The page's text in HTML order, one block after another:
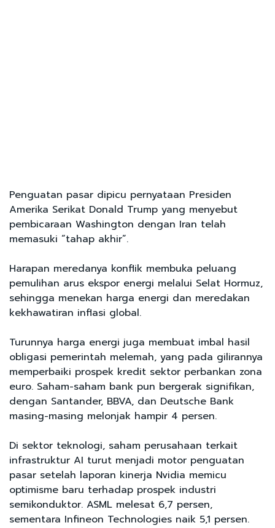
Penguatan pasar dipicu pernyataan Presiden
Amerika Serikat Donald Trump yang menyebut
pembicaraan Washington dengan Iran telah
memasuki “tahap akhir”.
Harapan meredanya konflik membuka peluang
pemulihan arus ekspor energi melalui Selat Hormuz,
sehingga menekan harga energi dan meredakan
kekhawatiran inflasi global.
Turunnya harga energi juga membuat imbal hasil
obligasi pemerintah melemah, yang pada gilirannya
memperbaiki prospek kredit sektor perbankan zona
euro. Saham-saham bank pun bergerak signifikan,
dengan Santander, BBVA, dan Deutsche Bank
masing-masing melonjak hampir 4 persen.
Di sektor teknologi, saham perusahaan terkait
infrastruktur AI turut menjadi motor penguatan
pasar setelah laporan kinerja Nvidia memicu
optimisme baru terhadap prospek industri
semikonduktor. ASML melesat 6,7 persen,
sementara Infineon Technologies naik 5,1 persen.